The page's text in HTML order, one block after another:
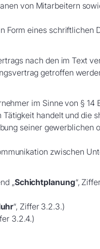
von Mitarbeitern
Form eines schriftlichen
nach den im Text
getroffen
im Sinne von § 14
handelt und die
seiner gewerblichen
zwischen
„Schichtplanung“,
“, Ziffer 3.2.3.)
3.2.4.)